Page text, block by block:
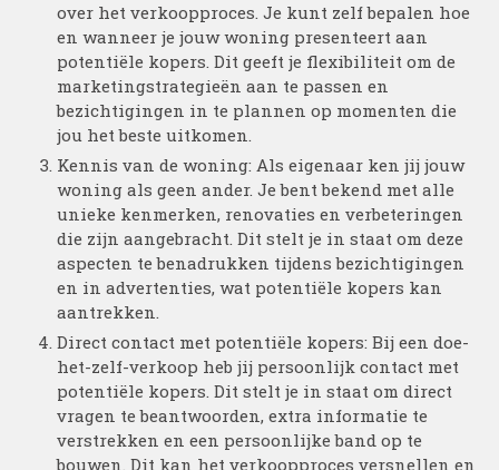
over het verkoopproces. Je kunt zelf bepalen hoe
en wanneer je jouw woning presenteert aan
potentiële kopers. Dit geeft je flexibiliteit om de
marketingstrategieën aan te passen en
bezichtigingen in te plannen op momenten die
jou het beste uitkomen.
Kennis van de woning: Als eigenaar ken jij jouw
woning als geen ander. Je bent bekend met alle
unieke kenmerken, renovaties en verbeteringen
die zijn aangebracht. Dit stelt je in staat om deze
aspecten te benadrukken tijdens bezichtigingen
en in advertenties, wat potentiële kopers kan
aantrekken.
Direct contact met potentiële kopers: Bij een doe-
het-zelf-verkoop heb jij persoonlijk contact met
potentiële kopers. Dit stelt je in staat om direct
vragen te beantwoorden, extra informatie te
verstrekken en een persoonlijke band op te
bouwen. Dit kan het verkoopproces versnellen en